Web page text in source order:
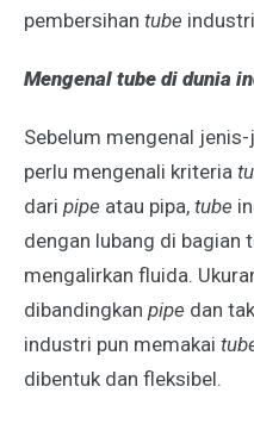
pembersihan tube
Mengenal tube di dunia
Sebelum mengenal
perlu mengenali kriteria
dari pipe atau pipa, tube
dengan lubang di bagian
mengalirkan fluida.
dibandingkan pipe dan
industri pun memakai
dibentuk dan fleksibel.